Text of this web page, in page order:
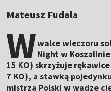
Mateusz Fudala
Wwalce wieczoru
Night w
15 KO) skrzyżuje
7 KO), a stawką
mistrza Polski w wadze